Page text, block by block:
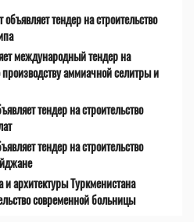
тендер на строительство
международный тендер на
производству аммиачной селитры и
тендер на строительство
тендер на строительство
и архитектуры Туркменистана
современной больницы